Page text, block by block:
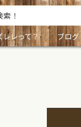
レレって？
ブログ